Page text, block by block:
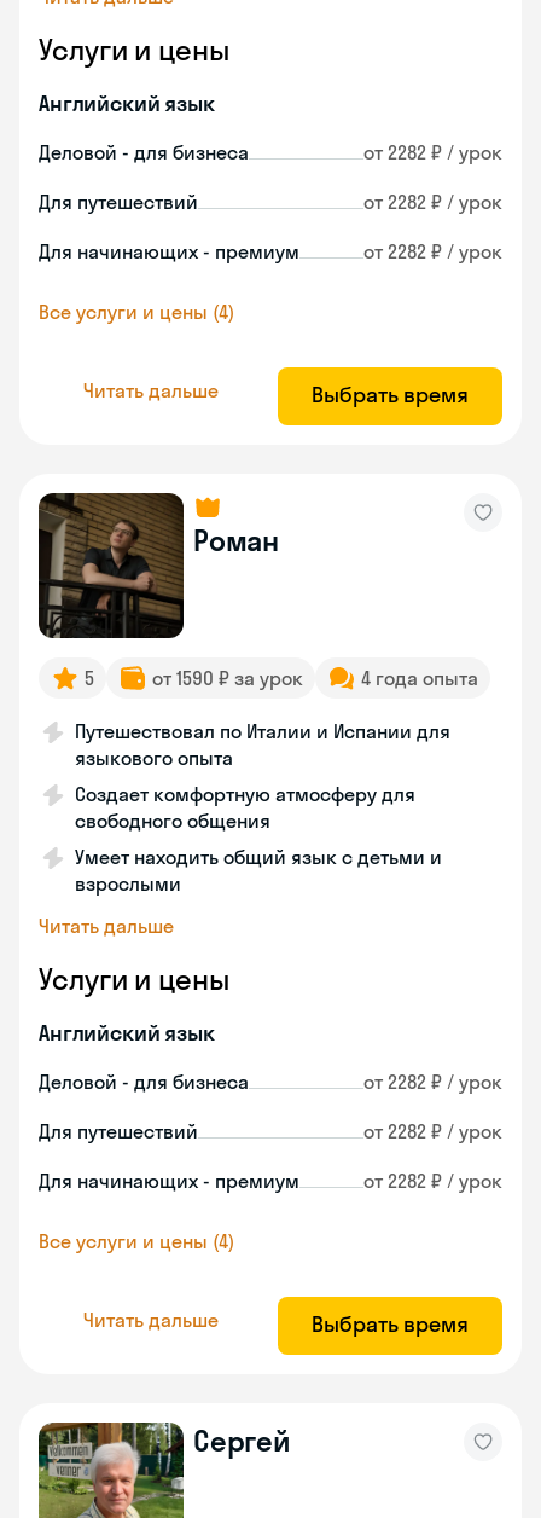
Услуги и цены
Английский язык
Деловой - для бизнеса от 2282 ₽ / урок
Для путешествий от 2282 ₽ / урок
Для начинающих - премиум от 2282 ₽ / урок
Все услуги и цены (4)
Читать дальше Выбрать время
Роман
5 от 1590 ₽ за урок 4 года опыта
Путешествовал по Италии и Испании для
языкового опыта
Создает комфортную атмосферу для
свободного общения
Умеет находить общий язык с детьми и
взрослыми
Читать дальше
Услуги и цены
Английский язык
Деловой - для бизнеса от 2282 ₽ / урок
Для путешествий от 2282 ₽ / урок
Для начинающих - премиум от 2282 ₽ / урок
Все услуги и цены (4)
Читать дальше Выбрать время
Сергей